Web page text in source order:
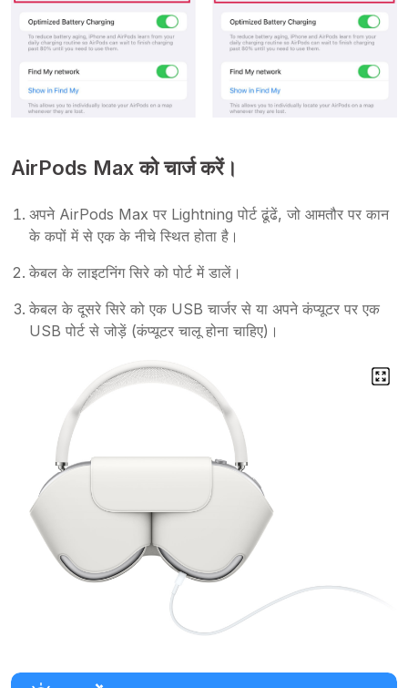
AirPods Max को चार्ज करें।
अपने AirPods Max पर Lightning पोर्ट ढूंढें, जो आमतौर पर कान
के कपों में से एक के नीचे स्थित होता है।
केबल के लाइटनिंग सिरे को पोर्ट में डालें।
केबल के दूसरे सिरे को एक USB चार्जर से या अपने कंप्यूटर पर एक
USB पोर्ट से जोड़ें (कंप्यूटर चालू होना चाहिए)।